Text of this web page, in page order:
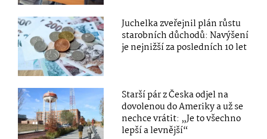
Juchelka zveřejnil plán růstu
starobních důchodů: Navýšení
je nejnižší za posledních 10 let
Starší pár z Česka odjel na
dovolenou do Ameriky a už se
nechce vrátit: „Je to všechno
lepší a levnější“